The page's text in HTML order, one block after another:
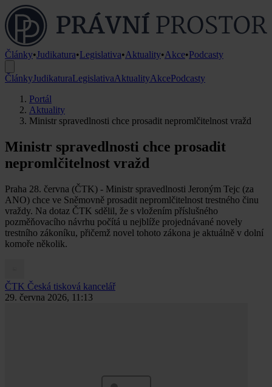
Články•Judikatura•Legislativa•Aktuality•Akce•Podcasty
ČlánkyJudikaturaLegislativaAktualityAkcePodcasty
Portál
Aktuality
Ministr spravedlnosti chce prosadit nepromlčitelnost vražd
Ministr spravedlnosti chce prosadit
nepromlčitelnost vražd
Praha 28. června (ČTK) - Ministr spravedlnosti Jeroným Tejc (za
ANO) chce ve Sněmovně prosadit nepromlčitelnost trestného činu
vraždy. Na dotaz ČTK sdělil, že s vložením příslušného
pozměňovacího návrhu počítá u nejblíže projednávané novely
trestního zákoníku, přičemž novel tohoto zákona je aktuálně v dolní
komoře několik.
ČTK Česká tisková kancelář
29. června 2026, 11:13